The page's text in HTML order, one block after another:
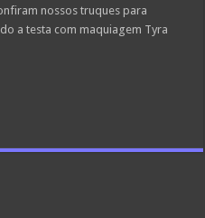
nossos truques para
a testa com maquiagem Tyra